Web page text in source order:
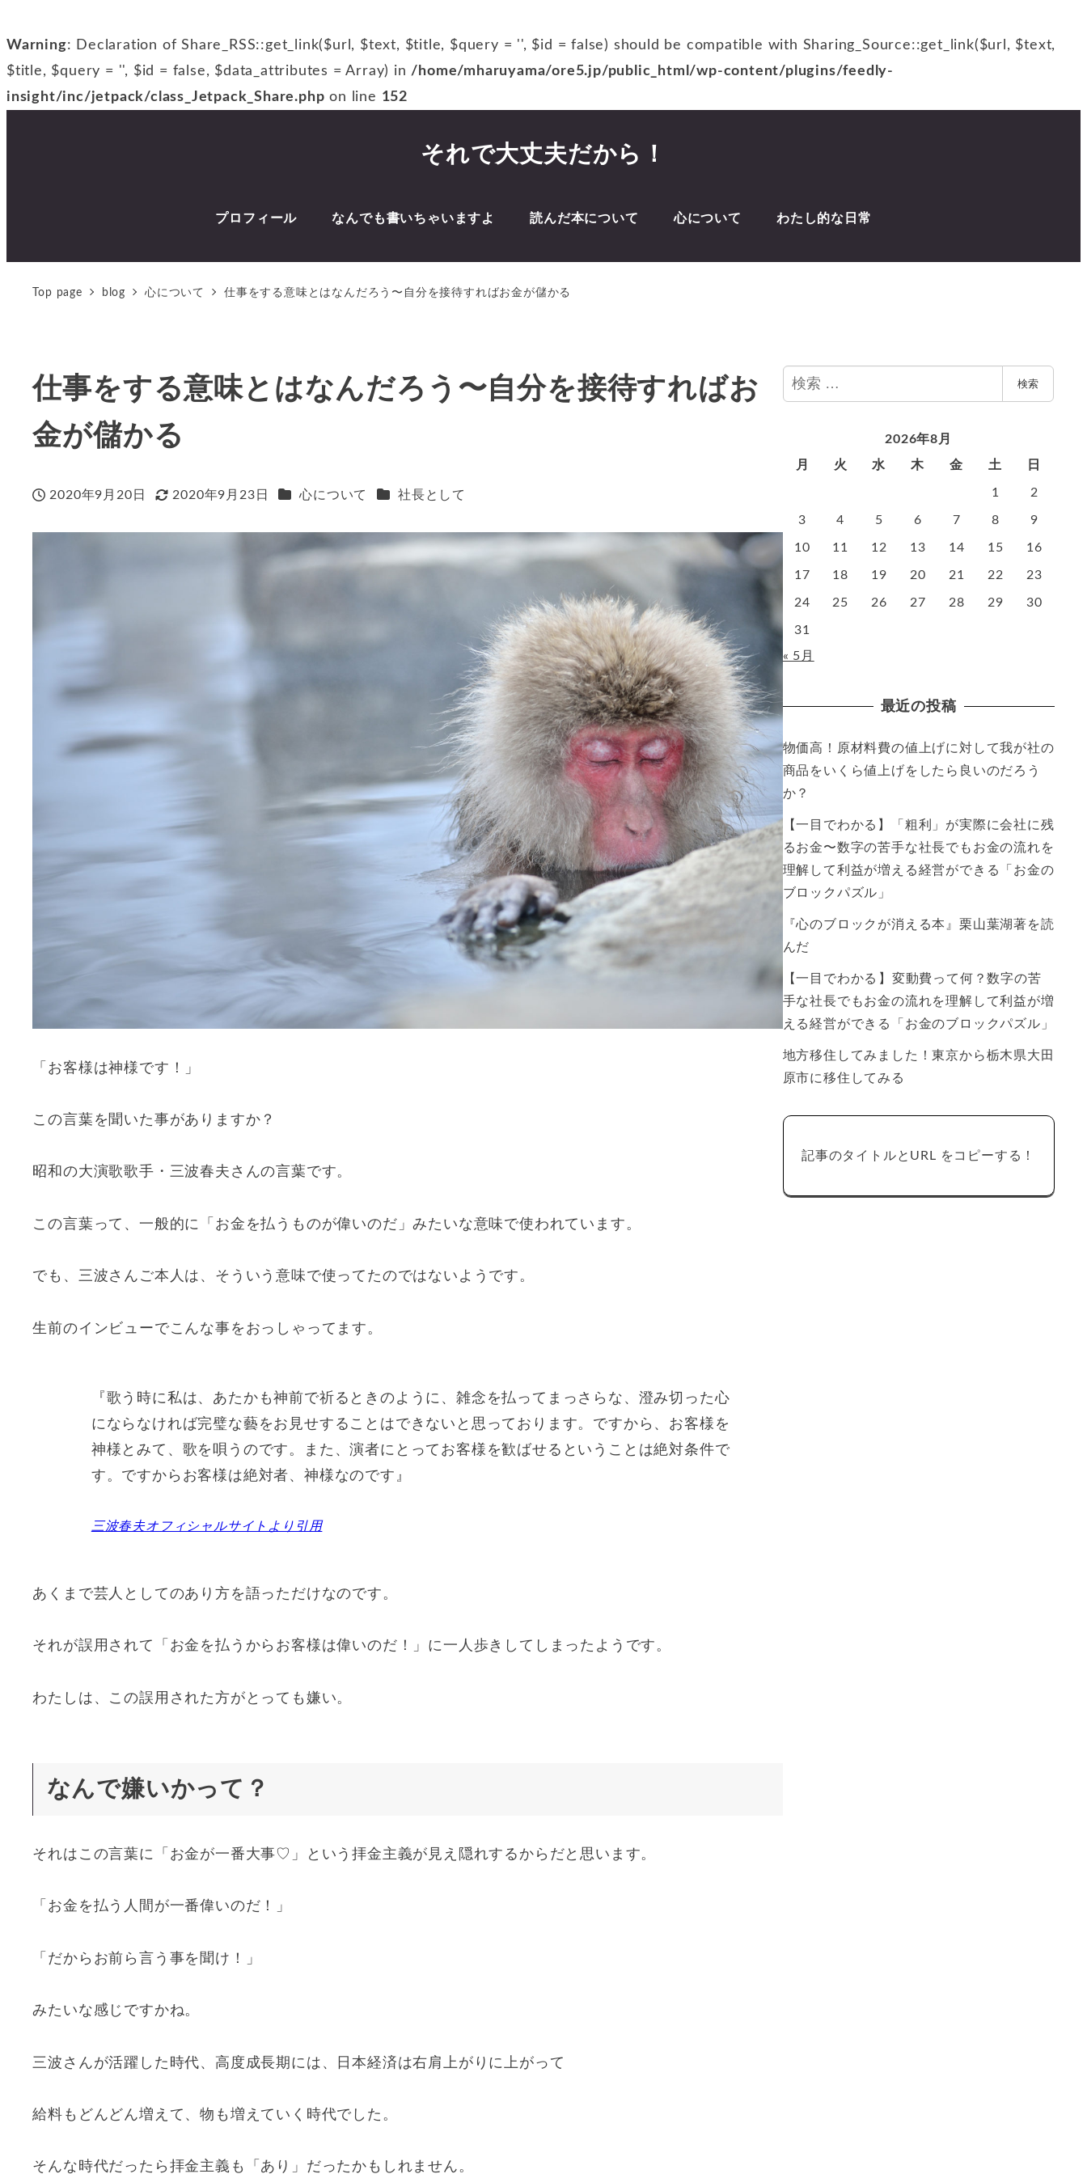
Warning: Declaration of Share_RSS::get_link($url, $text, $title, $query = '', $id = false) should be compatible with Sharing_Source::get_link($url, $text,
$title, $query = '', $id = false, $data_attributes = Array) in /home/mharuyama/ore5.jp/public_html/wp-content/plugins/feedly-
insight/inc/jetpack/class_Jetpack_Share.php on line 152
それで大丈夫だから！
プロフィール なんでも書いちゃいますよ 読んだ本について 心について わたし的な日常
Top page blog 心について 仕事をする意味とはなんだろう〜自分を接待すればお金が儲かる
仕事をする意味とはなんだろう〜自分を接待すればお
金が儲かる
投稿日
2020年9月20日
更新日
2020年9月23日 カテゴリー
心について カテゴリー
社長として
「お客様は神様です！」
この言葉を聞いた事がありますか？
昭和の大演歌歌手・三波春夫さんの言葉です。
この言葉って、一般的に「お金を払うものが偉いのだ」みたいな意味で使われています。
でも、三波さんご本人は、そういう意味で使ってたのではないようです。
生前のインビューでこんな事をおっしゃってます。
『歌う時に私は、あたかも神前で祈るときのように、雑念を払ってまっさらな、澄み切った心
にならなければ完璧な藝をお見せすることはできないと思っております。ですから、お客様を
神様とみて、歌を唄うのです。また、演者にとってお客様を歓ばせるということは絶対条件で
す。ですからお客様は絶対者、神様なのです』
三波春夫オフィシャルサイトより引用
あくまで芸人としてのあり方を語っただけなのです。
それが誤用されて「お金を払うからお客様は偉いのだ！」に一人歩きしてしまったようです。
わたしは、この誤用された方がとっても嫌い。
なんで嫌いかって？
それはこの言葉に「お金が一番大事♡」という拝金主義が見え隠れするからだと思います。
「お金を払う人間が一番偉いのだ！」
「だからお前ら言う事を聞け！」
みたいな感じですかね。
三波さんが活躍した時代、高度成長期には、日本経済は右肩上がりに上がって
給料もどんどん増えて、物も増えていく時代でした。
そんな時代だったら拝金主義も「あり」だったかもしれません。
検
索
検索
2026年8月
月
火 水 木 金 土 日
1 2
3 4 5 6 7 8 9
10 11 12 13 14 15 16
17 18 19 20 21 22 23
24 25 26 27 28 29 30
31
« 5月
最近の投稿
物価高！原材料費の値上げに対して我が社の
商品をいくら値上げをしたら良いのだろう
か？
【一目でわかる】「粗利」が実際に会社に残
るお金〜数字の苦手な社長でもお金の流れを
理解して利益が増える経営ができる「お金の
ブロックパズル」
『心のブロックが消える本』栗山葉湖著を読
んだ
【一目でわかる】変動費って何？数字の苦
手な社長でもお金の流れを理解して利益が増
える経営ができる「お金のブロックパズル」
地方移住してみました！東京から栃木県大田
原市に移住してみる
記事のタイトルとURL をコピーする！